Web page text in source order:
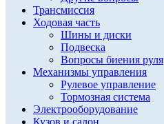
Трансмиссия
Ходовая часть
Шины и диски
Подвеска
Вопросы биения руля
Механизмы управления
Рулевое управление
Тормозная система
Электрооборудование
Кузов и салон